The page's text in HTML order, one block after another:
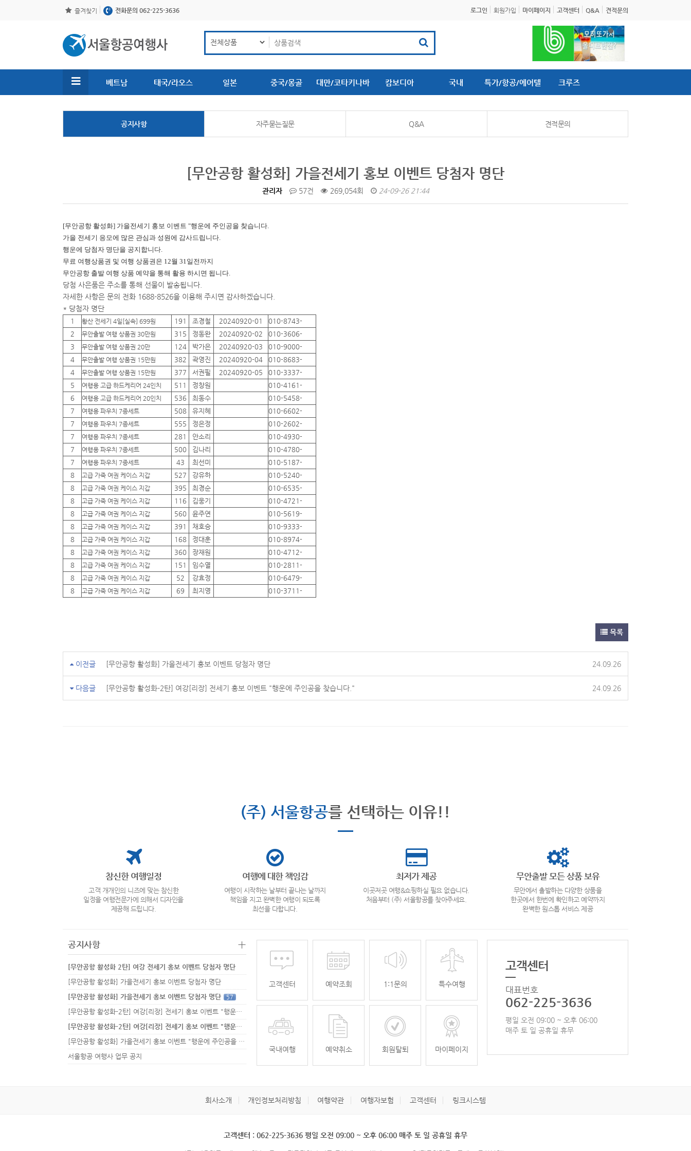
즐겨찾기 전화문의 062-225-3636 로그인 회원가입 마이페이지 고객센터 Q&A 견적문의
베트남 태국/라오스 일본 중국/몽골 대만/코타키나바
루
캄보디아 국내 특가/항공/에어텔 크루즈
공지사항 자주묻는질문 Q&A 견적문의
[무안공항 활성화] 가을전세기 홍보 이벤트 당첨자 명단
관리자 57건 269,054회 24-09-26 21:44
[무안공항 활성화] 가을전세기 홍보 이벤트 "행운에 주인공을 찾습니다.
가을 전세기 응모에 많은 관심과 성원에 감사드립니다.
행운에 당첨자 명단을 공지합니다.
무료 여행상품권 및 여행 상품권은 12월 31일전까지
무안공항 출발 여행 상품 예약을 통해 활용 하시면 됩니다.
당첨 사은품은 주소를 통해 선물이 발송됩니다.
자세한 사항은 문의 전화 1688-8526을 이용해 주시면 감사하겠습니다.
* 당첨자 명단
1 황산 전세기 4일[실속] 699원 191 조경철 20240920-01
010-8743-
2
무안출발 여행 상품권 30만원 315 정동완 20240920-02
010-3606-
3
무안출발 여행 상품권 20만 124 박가은 20240920-03
010-9000-
4
무안출발 여행 상품권 15만원 382 곽영진 20240920-04
010-8683-
4
무안출발 여행 상품권 15만원 377 서권필 20240920-05
010-3337-
5
여행용 고급 하드케리어 24인치 511 정창원
010-4161-
6
여행용 고급 하드케리어 20인치 536 최동수
010-5458-
7
여행용 파우치 7종세트 508 유지혜
010-6602-
7
여행용 파우치 7종세트 555 정은정
010-2602-
7
여행용 파우치 7종세트 281 안소리
010-4930-
7
여행용 파우치 7종세트 500 김나리
010-4780-
7
여행용 파우치 7종세트 43 최선미
010-5187-
8
고급 가죽 여권 케이스 지갑 527 강유하
010-5240-
8
고급 가죽 여권 케이스 지갑 395 최경순
010-6535-
8
고급 가죽 여권 케이스 지갑 116 김웅기
010-4721-
8
고급 가죽 여권 케이스 지갑 560 윤주연
010-5619-
8
고급 가죽 여권 케이스 지갑 391 채호승
010-9333-
8
고급 가죽 여권 케이스 지갑 168 정대훈
010-8974-
8
고급 가죽 여권 케이스 지갑 360 장재원
010-4712-
8
고급 가죽 여권 케이스 지갑 151 임수열
010-2811-
8
고급 가죽 여권 케이스 지갑 52 강효정
010-6479-
8
고급 가죽 여권 케이스 지갑 69 최지영 010-3711-
목록
이전글 [무안공항 활성화] 가을전세기 홍보 이벤트 당첨자 명단 24.09.26
다음글 [무안공항 활성화-2탄] 여강[리장] 전세기 홍보 이벤트 "행운에 주인공을 찾습니다." 24.09.26
(주) 서울항공를 선택하는 이유!!
참신한 여행일정
고객 개개인의 니즈에 맞는 참신한
일정을 여행전문가에 의해서 디자인을
제공해 드립니다.
여행에 대한 책임감
여행이 시작하는 날부터 끝나는 날까지
책임을 지고 완벽한 여행이 되도록
최선을 다합니다.
최저가 제공
이곳저곳 여행&쇼핑하실 필요 없습니다.
처음부터 (주) 서울항공를 찾아주세요.
무안출발 모든 상품 보유
무안에서 출발하는 다양한 상품을
한곳에서 한번에 확인하고 예약까지
완벽한 원스톱 서비스 제공
공지사항 +
[무안공항 활성화 2탄] 여강 전세기 홍보 이벤트 당첨자 명단
[무안공항 활성화] 가을전세기 홍보 이벤트 당첨자 명단
[무안공항 활성화] 가을전세기 홍보 이벤트 당첨자 명단
57
[무안공항 활성화-2탄] 여강[리장] 전세기 홍보 이벤트 "행운에 주인공…
[무안공항 활성화-2탄] 여강[리장] 전세기 홍보 이벤트 "행운에 주인공…
[무안공항 활성화] 가을전세기 홍보 이벤트 "행운에 주인공을 찾습니다."
서울항공 여행사 업무 공지
고객센터 예약조회 1:1문의 특수여행
국내여행 예약취소 회원탈퇴 마이페이지
고객센터
대표번호
062-225-3636
평일 오전 09:00 ~ 오후 06:00
매주 토 일 공휴일 휴무
회사소개 개인정보처리방침 여행약관 여행자보험 고객센터 링크시스템
고객센터 : 062-225-3636 평일 오전 09:00 ~ 오후 06:00 매주 토 일 공휴일 휴무